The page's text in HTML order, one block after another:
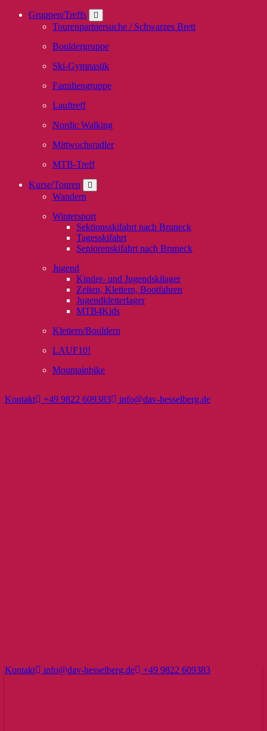
Gruppen/Treffs
Tourenpartnersuche / Schwarzes Brett
Bouldergruppe
Ski-Gymnastik
Familiengruppe
Lauftreff
Nordic Walking
Mittwochsradler
MTB-Treff
Kurse/Touren
Wandern
Wintersport
Sektionsskifahrt nach Bruneck
Tagesskifahrt
Seniorenskifahrt nach Bruneck
Jugend
Kinder- und Jugendskilager
Zelten, Klettern, Bootfahren
Jugendkletterlager
MTB4Kids
Klettern/Bouldern
LAUF10!
Mountainbike
Kontakt +49 9822 609383 info@dav-hesselberg.de
Kontakt info@dav-hesselberg.de +49 9822 609383